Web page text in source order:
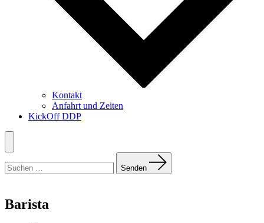
Kontakt
Anfahrt und Zeiten
KickOff DDP
Menü
nach:
Senden
Barista